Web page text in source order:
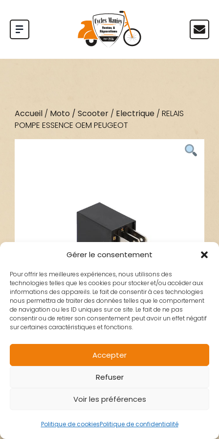
Gérer le consentement
Pour offrir les meilleures expériences, nous utilisons des
technologies telles que les cookies pour stocker et/ou accéder aux
informations des appareils. Le fait de consentir à ces technologies
nous permettra de traiter des données telles que le comportement
de navigation ou les ID uniques sur ce site. Le fait de ne pas
consentir ou de retirer son consentement peut avoir un effet négatif
sur certaines caractéristiques et fonctions.
Accepter
Refuser
Voir les préférences
Politique de cookiesPolitique de confidentialité
Accueil / Moto / Scooter / Electrique / RELAIS
POMPE ESSENCE OEM PEUGEOT
RELAIS POMPE
ESSENCE OEM
PEUGEOT